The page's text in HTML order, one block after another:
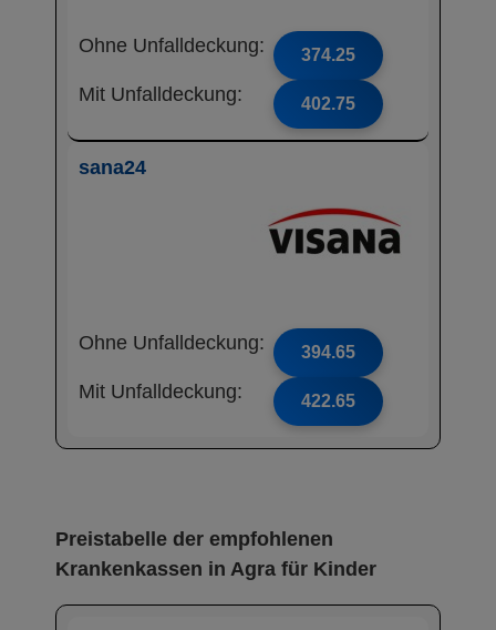
Ohne Unfalldeckung: 374.25
Mit Unfalldeckung: 402.75
sana24
Ohne Unfalldeckung: 394.65
Mit Unfalldeckung: 422.65
Preistabelle der empfohlenen
Krankenkassen in Agra für Kinder